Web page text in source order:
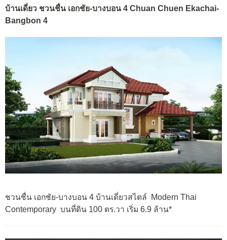
บ้านเดี่ยว ชวนชื่น เอกชัย-บางบอน 4 Chuan Chuen Ekachai-
Bangbon 4
ชวนชื่น เอกชัย-บางบอน 4 บ้านเดี่ยวสไตล์ Modern Thai
Contemporary บนที่ดิน 100 ตร.วา เริ่ม 6.9 ล้าน*